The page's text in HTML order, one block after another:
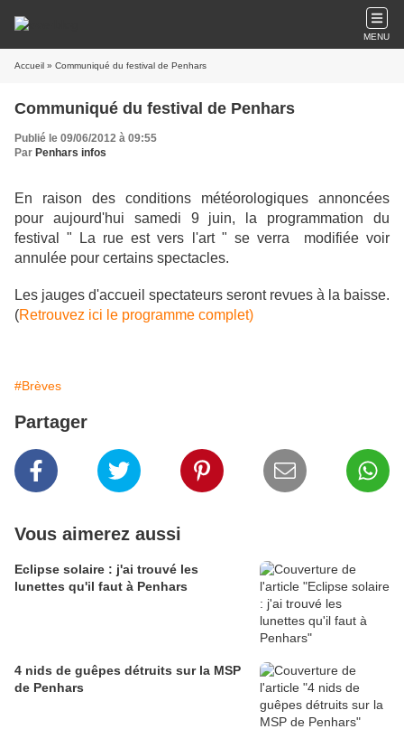
MENU
Accueil » Communiqué du festival de Penhars
Communiqué du festival de Penhars
Publié le 09/06/2012 à 09:55
Par Penhars infos
En raison des conditions météorologiques annoncées
pour aujourd'hui samedi 9 juin, la programmation du
festival " La rue est vers l'art " se verra modifiée voir
annulée pour certains spectacles.
Les jauges d'accueil spectateurs seront revues à la baisse.
(Retrouvez ici le programme complet)
#Brèves
Partager
Vous aimerez aussi
Eclipse solaire : j'ai trouvé les
lunettes qu'il faut à Penhars
4 nids de guêpes détruits sur la MSP
de Penhars